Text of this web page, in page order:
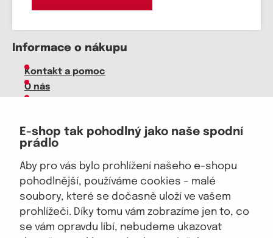
E-shop tak pohodlný jako naše spodní
prádlo
Aby pro vás bylo prohlížení našeho e-shopu
pohodlnější, používáme cookies – malé
soubory, které se dočasně uloží ve vašem
prohlížeči. Díky tomu vám zobrazíme jen to, co
se vám opravdu líbí, nebudeme ukazovat
Informace o nákupu
Kontakt a pomoc
O nás
Velkoobchod
Vrácení zboží, reklamace
Obchodní podmínky
Průvodce spokojené ženy
Staňte se naším fanouškem